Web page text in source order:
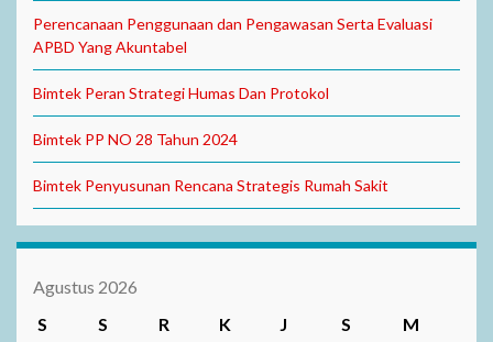
Perencanaan Penggunaan dan Pengawasan Serta Evaluasi
APBD Yang Akuntabel
Bimtek Peran Strategi Humas Dan Protokol
Bimtek PP NO 28 Tahun 2024
Bimtek Penyusunan Rencana Strategis Rumah Sakit
Agustus 2026
S
S R K J S
M